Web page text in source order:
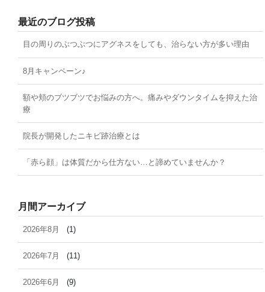
最近のブログ投稿
目の周りのぶつぶつにアグネスをしても、治らない方が多い理由
8月キャンペーン♪
額や頬のブツブツでお悩みの方へ。痛みやダウンタイムを抑えた治
療
院長が開発したニキビ跡治療とは
「赤ら顔」は体質だから仕方ない…と諦めていませんか？
月間アーカイブ
2026年8月 (1)
2026年7月 (11)
2026年6月 (9)